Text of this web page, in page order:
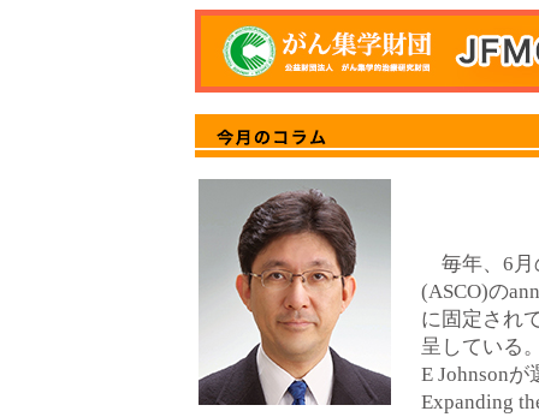
毎年、6月
(ASCO)の
に固定され
呈している
E Johnson
Expanding